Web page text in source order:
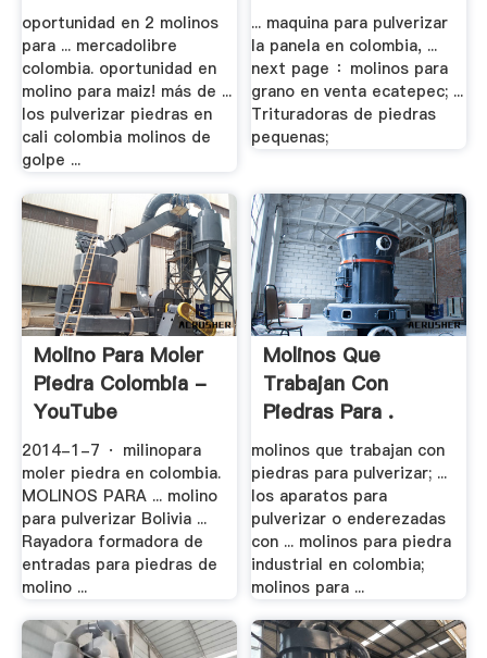
oportunidad en 2 molinos
para ... mercadolibre
colombia. oportunidad en
molino para maiz! más de ...
los pulverizar piedras en
cali colombia molinos de
golpe ...
... maquina para pulverizar
la panela en colombia, ...
next page ：molinos para
grano en venta ecatepec; ...
Trituradoras de piedras
pequenas;
Molino Para Moler
Piedra Colombia -
YouTube
2014-1-7 · milinopara
moler piedra en colombia.
MOLINOS PARA ... molino
para pulverizar Bolivia ...
Rayadora formadora de
entradas para piedras de
molino ...
Molinos Que
Trabajan Con
Piedras Para .
molinos que trabajan con
piedras para pulverizar; ...
los aparatos para
pulverizar o enderezadas
con ... molinos para piedra
industrial en colombia;
molinos para ...